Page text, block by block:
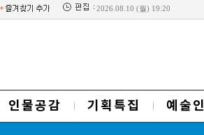
2026.08.10 (월) 19:20
인물공감 기획특집 예술인